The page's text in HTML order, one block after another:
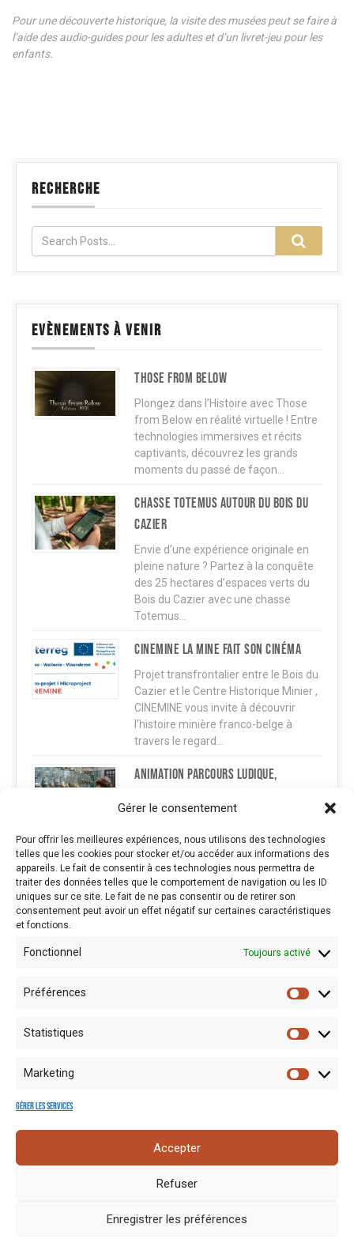
Gérer le consentement
Pour offrir les meilleures expériences, nous utilisons des technologies
telles que les cookies pour stocker et/ou accéder aux informations des
appareils. Le fait de consentir à ces technologies nous permettra de
traiter des données telles que le comportement de navigation ou les ID
uniques sur ce site. Le fait de ne pas consentir ou de retirer son
consentement peut avoir un effet négatif sur certaines caractéristiques
et fonctions.
Fonctionnel Toujours activé
Préférences
Statistiques
Marketing
Gérer les services
Accepter
Refuser
Enregistrer les préférences
Pour une découverte historique, la visite des musées peut se faire à
l’aide des audio-guides pour les adultes et d’un livret-jeu pour les
enfants.
RECHERCHE
EVÈNEMENTS À VENIR
Those from below
Plongez dans l’Histoire avec Those
from Below en réalité virtuelle ! Entre
technologies immersives et récits
captivants, découvrez les grands
moments du passé de façon…
Chasse TOTEMUS autour du Bois du
Cazier
Envie d’une expérience originale en
pleine nature ? Partez à la conquête
des 25 hectares d’espaces verts du
Bois du Cazier avec une chasse
Totemus…
CINEMINE La mine fait son cinéma
Projet transfrontalier entre le Bois du
Cazier et le Centre Historique Minier ,
CINEMINE vous invite à découvrir
l'histoire minière franco-belge à
travers le regard…
Animation parcours ludique,
le Bois du Cazier vous propose une
activité intergénérationnelle
captivante : un mini-parcours
d’orientation à la fois…